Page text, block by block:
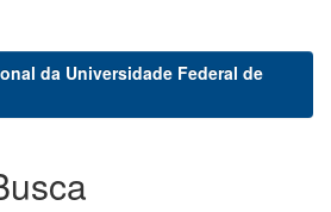
da Universidade Federal de